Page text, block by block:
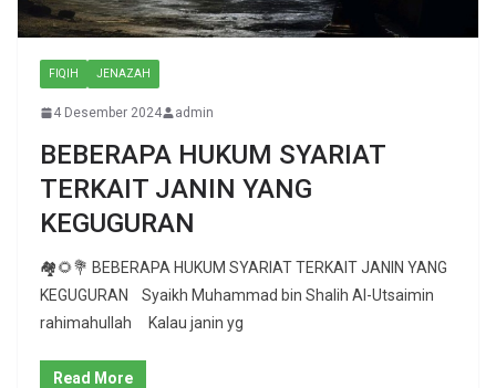
FIQIH JENAZAH
4 Desember 2024 admin
BEBERAPA HUKUM SYARIAT
TERKAIT JANIN YANG
KEGUGURAN
🏘🌻💐 BEBERAPA HUKUM SYARIAT TERKAIT JANIN YANG
KEGUGURAN Syaikh Muhammad bin Shalih Al-Utsaimin
rahimahullah Kalau janin yg
Read More